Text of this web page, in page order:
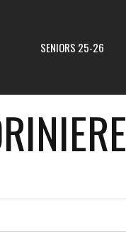
SENIORS 25-26
Equipe 2
Equipe 3